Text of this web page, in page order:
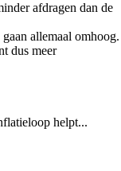
afdragen dan de
allemaal omhoog.
dus meer
helpt...